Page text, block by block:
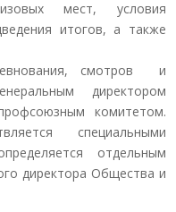
мест, условия
итогов, а также
смотров и
директором
комитетом.
специальными
отдельным
директора Общества и